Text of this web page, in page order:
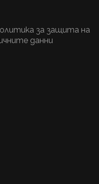
за защита на
данни